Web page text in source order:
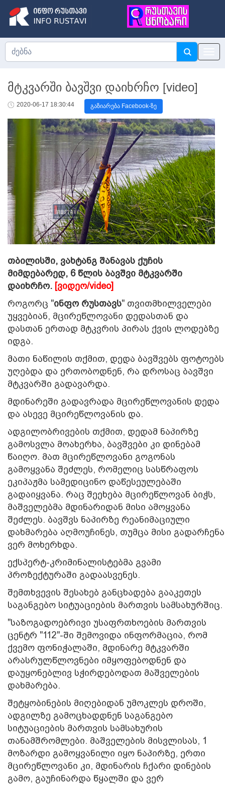
მტკვარში ბავშვი დაიხრჩო [video]
2020-06-17 18:30:44 გაზიარება Facebook-ზე
თბილისში, ვახტანგ შანავას ქუჩის
მიმდებარედ, 6 წლის ბავშვი მტკვარში
დაიხრჩო. [ვიდეო/video]
როგორც "ინფო რუსთავს" თვითმხილველები
უყვებიან, მცირეწლოვანი დედასთან და
დასთან ერთად მტკვრის პირას ქვის ლოდებზე
იდგა.
მათი ნაწილის თქმით, დედა ბავშვებს ფოტოებს
უღებდა და ერთობოდნენ, რა დროსაც ბავშვი
მტკვარში გადავარდა.
მდინარეში გადავრადა მცირეწლოვანის დედა
და ასევე მცირეწლოვანის და.
ადგილობრივების თქმით, დედამ ნაპირზე
გამოსვლა მოახერხა, ბავშვები კი დინებამ
წაიღო. მათ მცირეწლოვანი გოგონას
გამოყვანა შეძლეს, რომელიც სასწრაფოს
ეკიპაჟმა სამედიცინო დაწესეულებაში
გადაიყვანა. რაც შეეხება მცირეწლოვან ბიჭს,
მაშველებმა მდინარიდან მისი ამოყვანა
შეძლეს. ბავშვს ნაპირზე რეანიმაციული
დახმარება აღმოუჩინეს, თუმცა მისი გადარჩენა
ვერ მოხერხდა.
ექსპერტ-კრიმინალისტებმა გვამი
პროზექტურაში გადაასვენეს.
შემთხვევის შესახებ განცხადება გააკეთეს
საგანგებო სიტუაციების მართვის სამსახურშიც.
"საზოგადოებრივი უსაფრთხოების მართვის
ცენტრ "112"-ში შემოვიდა ინფორმაცია, რომ
ქვემო ფონიჭალაში, მდინარე მტკვარში
არასრულწლოვნები იმყოფებოდნენ და
დაუყონებლივ სჭირდებოდათ მაშველების
დახმარება.
შეტყობინების მიღებიდან უმოკლეს დროში,
ადგილზე გამოცხადდნენ საგანგებო
სიტუაციების მართვის სამსახურის
თანამშრომლები. მაშველების მისვლისას, 1
მოზარდი გამოყვანილი იყო ნაპირზე, ერთი
მცირეწლოვანი კი, მდინარის ჩქარი დინების
გამო, გაუჩინარდა წყალში და ვერ